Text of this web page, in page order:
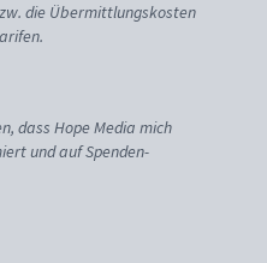
die Übermittlungskosten
dass Hope Media mich
und auf Spenden-